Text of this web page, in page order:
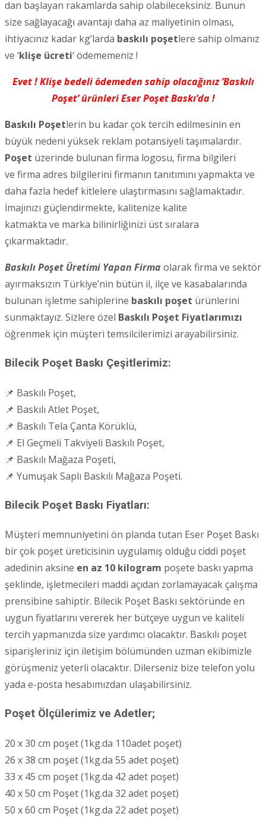
dan başlayan rakamlarda sahip olabileceksiniz. Bunun
size sağlayacağı avantajı daha az maliyetinin olması,
ihtiyacınız kadar kg’larda baskılı poşetlere sahip olmanız
ve ‘klişe ücreti‘ ödememeniz !
Evet ! Klişe bedeli ödemeden sahip olacağınız ‘Baskılı
Poşet’ ürünleri Eser Poşet Baskı’da !
Baskılı Poşetlerin bu kadar çok tercih edilmesinin en
büyük nedeni yüksek reklam potansiyeli taşımalardır.
Poşet üzerinde bulunan firma logosu, firma bilgileri
ve firma adres bilgilerini firmanın tanıtımını yapmakta ve
daha fazla hedef kitlelere ulaştırmasını sağlamaktadır.
İmajınızı güçlendirmekte, kalitenize kalite
katmakta ve marka bilinirliğinizi üst sıralara
çıkarmaktadır.
Baskılı Poşet Üretimi Yapan Firma olarak firma ve sektör
ayırmaksızın Türkiye’nin bütün il, ilçe ve kasabalarında
bulunan işletme sahiplerine baskılı poşet ürünlerini
sunmaktayız. Sizlere özel Baskılı Poşet Fiyatlarımızı
öğrenmek için müşteri temsilcilerimizi arayabilirsiniz.
Bilecik Poşet Baskı Çeşitlerimiz:
📌 Baskılı Poşet,
📌 Baskılı Atlet Poşet,
📌 Baskılı Tela Çanta Körüklü,
📌 El Geçmeli Takviyeli Baskılı Poşet,
📌 Baskılı Mağaza Poşeti,
📌 Yumuşak Saplı Baskılı Mağaza Poşeti.
Bilecik Poşet Baskı Fiyatları:
Müşteri memnuniyetini ön planda tutan Eser Poşet Baskı
bir çok poşet üreticisinin uygulamış olduğu ciddi poşet
adedinin aksine en az 10 kilogram poşete baskı yapma
şeklinde, işletmecileri maddi açıdan zorlamayacak çalışma
prensibine sahiptir. Bilecik Poşet Baskı sektöründe en
uygun fiyatlarını vererek her bütçeye uygun ve kaliteli
tercih yapmanızda size yardımcı olacaktır. Baskılı poşet
siparişleriniz için iletişim bölümünden uzman ekibimizle
görüşmeniz yeterli olacaktır. Dilerseniz bize telefon yolu
yada e-posta hesabımızdan ulaşabilirsiniz.
Poşet Ölçülerimiz ve Adetler;
20 x 30 cm poşet (1kg.da 110adet poşet)
26 x 38 cm poşet (1kg.da 55 adet poşet)
33 x 45 cm poşet (1kg.da 42 adet poşet)
40 x 50 cm Poşet (1kg.da 32 adet poşet)
50 x 60 cm Poşet (1kg.da 22 adet poşet)